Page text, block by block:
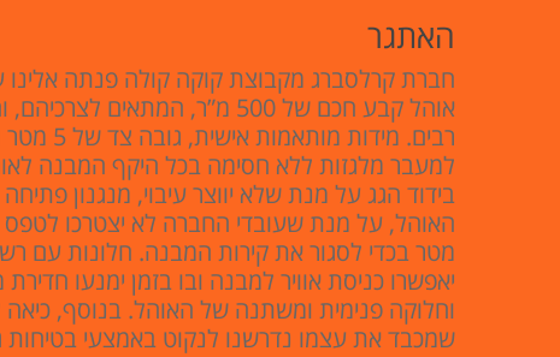
האתגר
חברת קרלסברג מקבוצת קוקה קולה פנתה אלינו
אוהל קבע חכם של 500 מ”ר, המתאים
רבים. מידות
למעבר מלגזות ללא חסימה בכל היקף המבנה
בידוד הגג על מנת שלא יווצר עיבוי, מנגנון
מטר בכדי לסגור את קירות המבנה. חלונות עם
יאפשרו כניסת אוויר למבנה ובו בזמן ימנעו חדירת
וחלוקה פנימית ומשתנה של האוהל. בנוסף,
שמכבד את עצמו נדרשנו לנקוט באמצעי בטיחות